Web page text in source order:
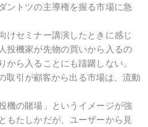
ントツの主導権を握る市場に急
けセミナー講演したときに感じ
投機家が先物の買いから入るの
から入ることにも躊躇しない。
取引が顧客から出る市場は、流動
機の賭場」というイメージが強
もたしかだが、ユーザーから見